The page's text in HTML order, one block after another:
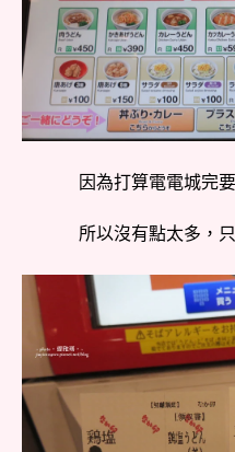
因為打算電電城完
所以沒有點太多，